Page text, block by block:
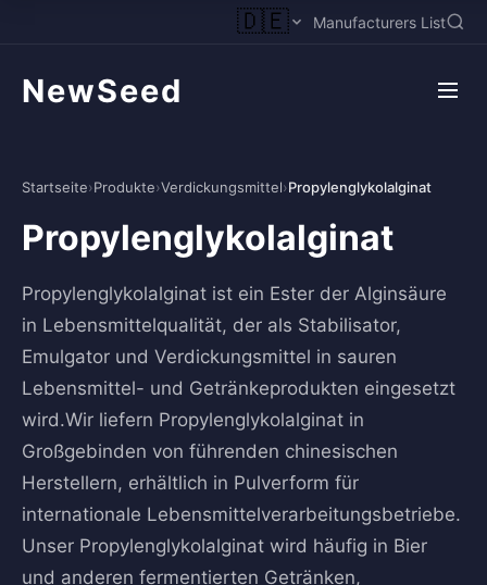
🇩🇪 Manufacturers List
NewSeed
Startseite›Produkte›Verdickungsmittel›Propylenglykolalginat
Propylenglykolalginat
Propylenglykolalginat ist ein Ester der Alginsäure
in Lebensmittelqualität, der als Stabilisator,
Emulgator und Verdickungsmittel in sauren
Lebensmittel- und Getränkeprodukten eingesetzt
wird.Wir liefern Propylenglykolalginat in
Großgebinden von führenden chinesischen
Herstellern, erhältlich in Pulverform für
internationale Lebensmittelverarbeitungsbetriebe.
Unser Propylenglykolalginat wird häufig in Bier
und anderen fermentierten Getränken,